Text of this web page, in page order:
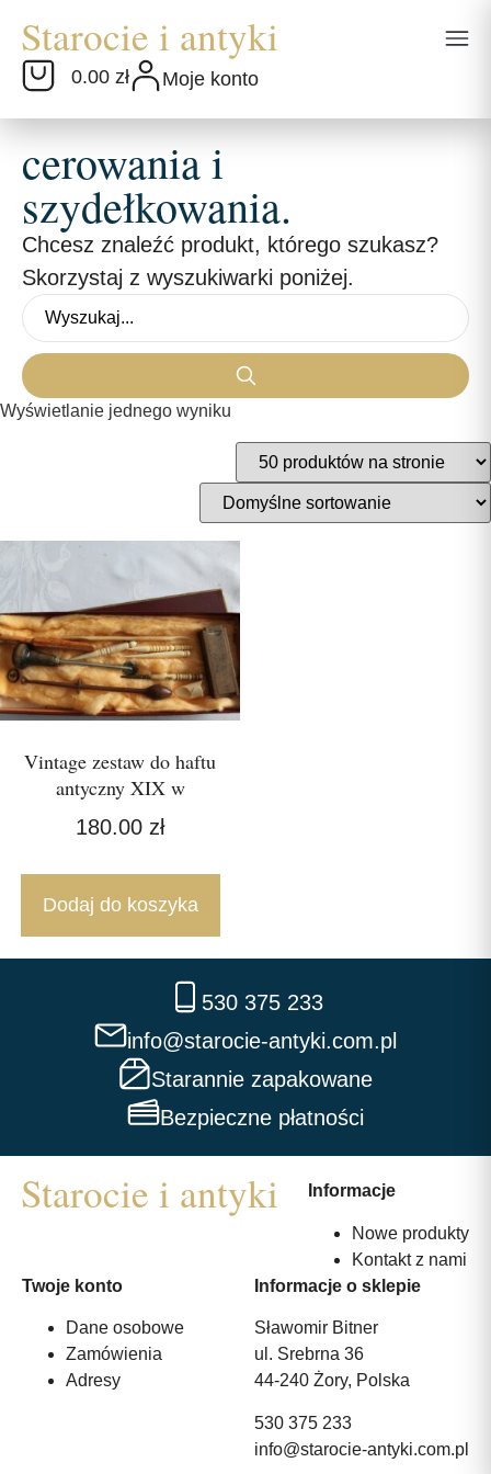
0.00 zł Moje konto
cerowania i
szydełkowania.
Chcesz znaleźć produkt, którego szukasz?
Skorzystaj z wyszukiwarki poniżej.
Wyświetlanie jednego wyniku
Vintage zestaw do haftu
antyczny XIX w
180.00 zł
Dodaj do koszyka
530 375 233
info@starocie-antyki.com.pl
Starannie zapakowane
Bezpieczne płatności
Informacje
Nowe produkty
Kontakt z nami
Twoje konto
Dane osobowe
Zamówienia
Adresy
Informacje o sklepie
Sławomir Bitner
ul. Srebrna 36
44-240 Żory, Polska
530 375 233
info@starocie-antyki.com.pl